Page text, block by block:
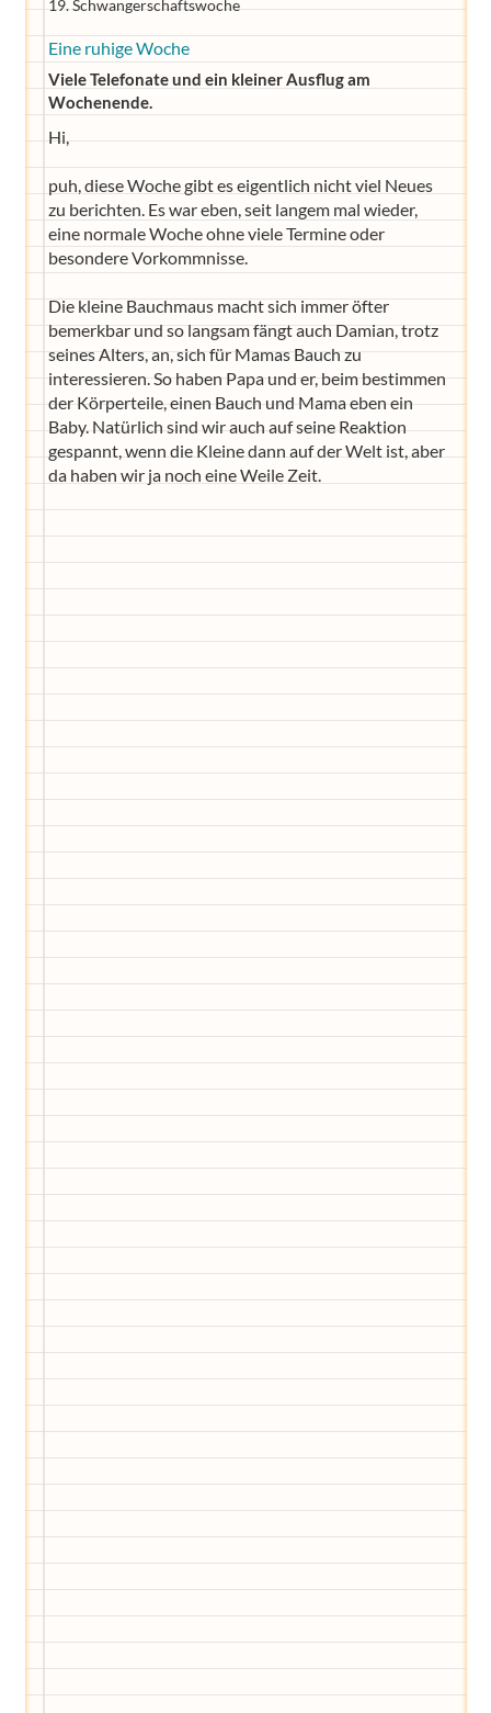
19. Schwangerschaftswoche
Eine ruhige Woche
Viele Telefonate und ein kleiner Ausflug am
Wochenende.
Hi,
puh, diese Woche gibt es eigentlich nicht viel Neues
zu berichten. Es war eben, seit langem mal wieder,
eine normale Woche ohne viele Termine oder
besondere Vorkommnisse.
Die kleine Bauchmaus macht sich immer öfter
bemerkbar und so langsam fängt auch Damian, trotz
seines Alters, an, sich für Mamas Bauch zu
interessieren. So haben Papa und er, beim bestimmen
der Körperteile, einen Bauch und Mama eben ein
Baby. Natürlich sind wir auch auf seine Reaktion
gespannt, wenn die Kleine dann auf der Welt ist, aber
da haben wir ja noch eine Weile Zeit.